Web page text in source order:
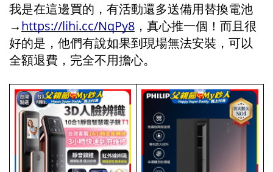
我是在這邊買的，有活動還多送備用替換電池
→https://lihi.cc/NqPy8 ，真心推一個！而且很
好的是，他們有說如果到現場無法安裝，可以
全額退費，完全不用擔心。